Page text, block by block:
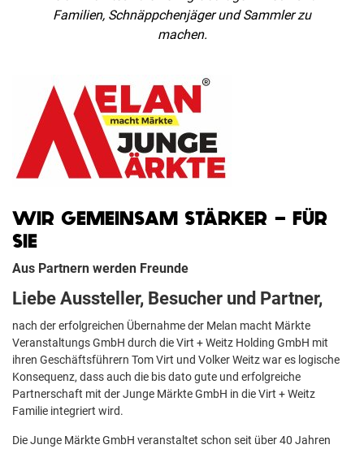
Familien, Schnäppchenjäger und Sammler zu
machen.
WIR GEMEINSAM STÄRKER - FÜR
SIE
Aus Partnern werden Freunde
Liebe Aussteller, Besucher und Partner,
nach der erfolgreichen Übernahme der Melan macht Märkte
Veranstaltungs GmbH durch die Virt + Weitz Holding GmbH mit
ihren Geschäftsführern Tom Virt und Volker Weitz war es logische
Konsequenz, dass auch die bis dato gute und erfolgreiche
Partnerschaft mit der Junge Märkte GmbH in die Virt + Weitz
Familie integriert wird.
Die Junge Märkte GmbH veranstaltet schon seit über 40 Jahren